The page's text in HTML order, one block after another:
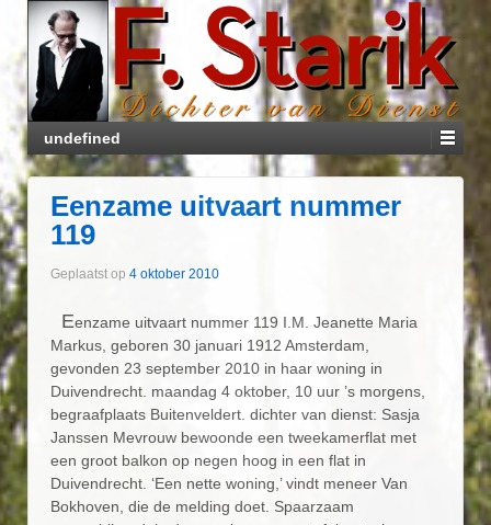
undefined
Eenzame uitvaart nummer
119
Geplaatst op 4 oktober 2010
Eenzame uitvaart nummer 119 I.M. Jeanette Maria
Markus, geboren 30 januari 1912 Amsterdam,
gevonden 23 september 2010 in haar woning in
Duivendrecht. maandag 4 oktober, 10 uur ’s morgens,
begraafplaats Buitenveldert. dichter van dienst: Sasja
Janssen Mevrouw bewoonde een tweekamerflat met
een groot balkon op negen hoog in een flat in
Duivendrecht. ‘Een nette woning,’ vindt meneer Van
Bokhoven, die de melding doet. Spaarzaam